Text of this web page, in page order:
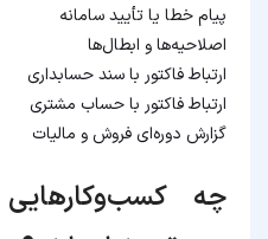
پیام خطا یا تأیید سامانه
اصلاحیه‌ها و ابطال‌ها
ارتباط فاکتور با سند حسابداری
ارتباط فاکتور با حساب مشتری
گزارش دوره‌ای فروش و مالیات
چه